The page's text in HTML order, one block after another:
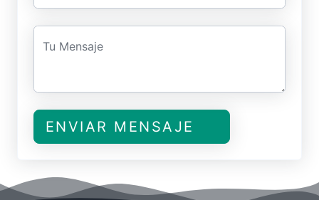
Tu Mensaje
ENVIAR MENSAJE